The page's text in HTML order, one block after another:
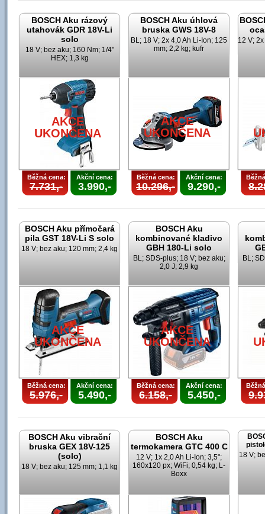
BOSCH Aku rázový
utahovák GDR 18V-Li
solo
18 V; bez aku; 160 Nm; 1/4"
HEX; 1,3 kg
AKCE
UKONČENA
Běžná cena:
7.731,-
Akční cena:
3.990,-
BOSCH Aku úhlová
bruska GWS 18V-8
BL; 18 V; 2x 4,0 Ah Li-Ion; 125
mm; 2,2 kg; kufr
AKCE
UKONČENA
Běžná cena:
10.296,-
Akční cena:
9.290,-
12 V;
BOSCH Aku přímočará
pila GST 18V-Li S solo
18 V; bez aku; 120 mm; 2,4 kg
AKCE
UKONČENA
Běžná cena:
5.976,-
Akční cena:
5.490,-
BOSCH Aku
kombinované kladivo
GBH 180-Li solo
BL; SDS-plus; 18 V; bez aku;
2,0 J; 2,9 kg
AKCE
UKONČENA
Běžná cena:
6.158,-
Akční cena:
5.450,-
BL;
BOSCH Aku vibrační
bruska GEX 18V-125
(solo)
18 V; bez aku; 125 mm; 1,1 kg
BOSCH Aku
termokamera GTC 400 C
12 V; 1x 2,0 Ah Li-Ion; 3,5";
160x120 px; WiFi; 0,54 kg; L-
Boxx
18 V;